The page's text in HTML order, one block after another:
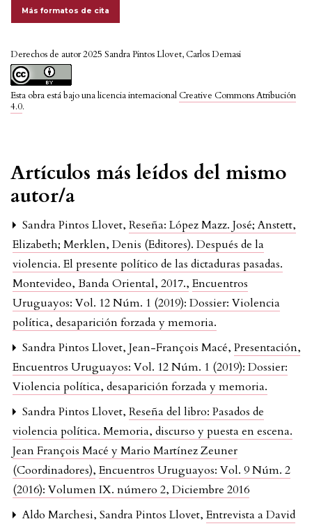
Más formatos de cita
Derechos de autor 2025 Sandra Pintos Llovet, Carlos Demasi
Esta obra está bajo una licencia internacional Creative Commons Atribución
4.0.
Artículos más leídos del mismo
autor/a
Sandra Pintos Llovet, Reseña: López Mazz. José; Anstett,
Elizabeth; Merklen, Denis (Editores). Después de la
violencia. El presente político de las dictaduras pasadas.
Montevideo, Banda Oriental, 2017.,Encuentros
Uruguayos: Vol. 12 Núm. 1 (2019): Dossier: Violencia
política, desaparición forzada y memoria.
Sandra Pintos Llovet, Jean-François Macé, Presentación,
Encuentros Uruguayos: Vol. 12 Núm. 1 (2019): Dossier:
Violencia política, desaparición forzada y memoria.
Sandra Pintos Llovet, Reseña del libro: Pasados de
violencia política. Memoria, discurso y puesta en escena.
Jean François Macé y Mario Martínez Zeuner
(Coordinadores),Encuentros Uruguayos: Vol. 9 Núm. 2
(2016): Volumen IX. número 2, Diciembre 2016
Aldo Marchesi, Sandra Pintos Llovet,Entrevista a David